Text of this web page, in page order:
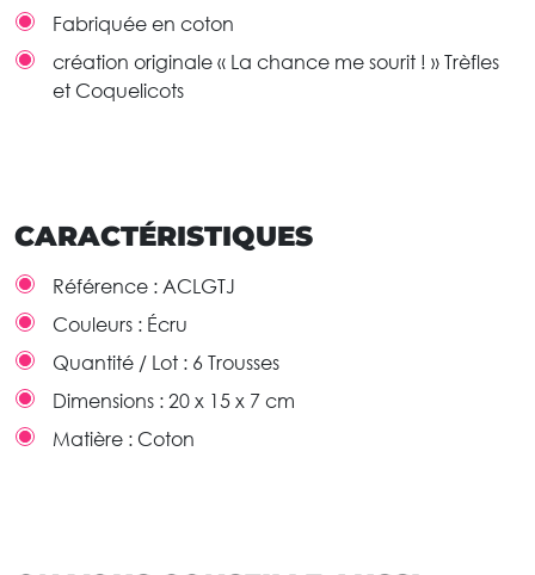
Fabriquée en coton
création originale « La chance me sourit ! » Trèfles
et Coquelicots
CARACTÉRISTIQUES
Référence : ACLGTJ
Couleurs : Écru
Quantité / Lot : 6 Trousses
Dimensions : 20 x 15 x 7 cm
Matière : Coton